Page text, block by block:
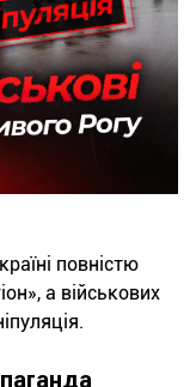
повністю
а військових